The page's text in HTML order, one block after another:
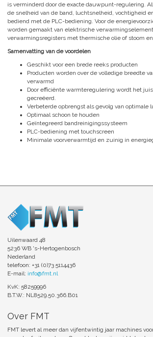
is verminderd door de exacte dauwpunt-regulering.
de snelheid van de band, luchtsnelheid, vochtigheid
bediend met de PLC-bediening. Voor de
worden gemaakt van elektrische
verwarmingsregisters met thermische olie of stoom
Samenvatting van de voordelen
Geschikt voor een brede reeks producten
Producten worden over de volledige breedte
verwarmd
Door efficiënte warmteregulering wordt het
gecreëerd.
Verbeterde opbrengst als gevolg van optimale
Optimaal schoon te houden
Geïntegreerd bandreinigingssysteem
PLC-bediening met touchscreen
Minimale voorverwarmtijd en zuinig in
Uilenwaard 48
5236 WB 's-Hertogenbosch
Nederland
telefoon: +31 (0)73 5114436
E-mail: info@fmt.nl
KvK: 58259996
B.T.W.: NL8529.50.366.B01
Over FMT
FMT levert al meer dan vijfentwintig jaar machines